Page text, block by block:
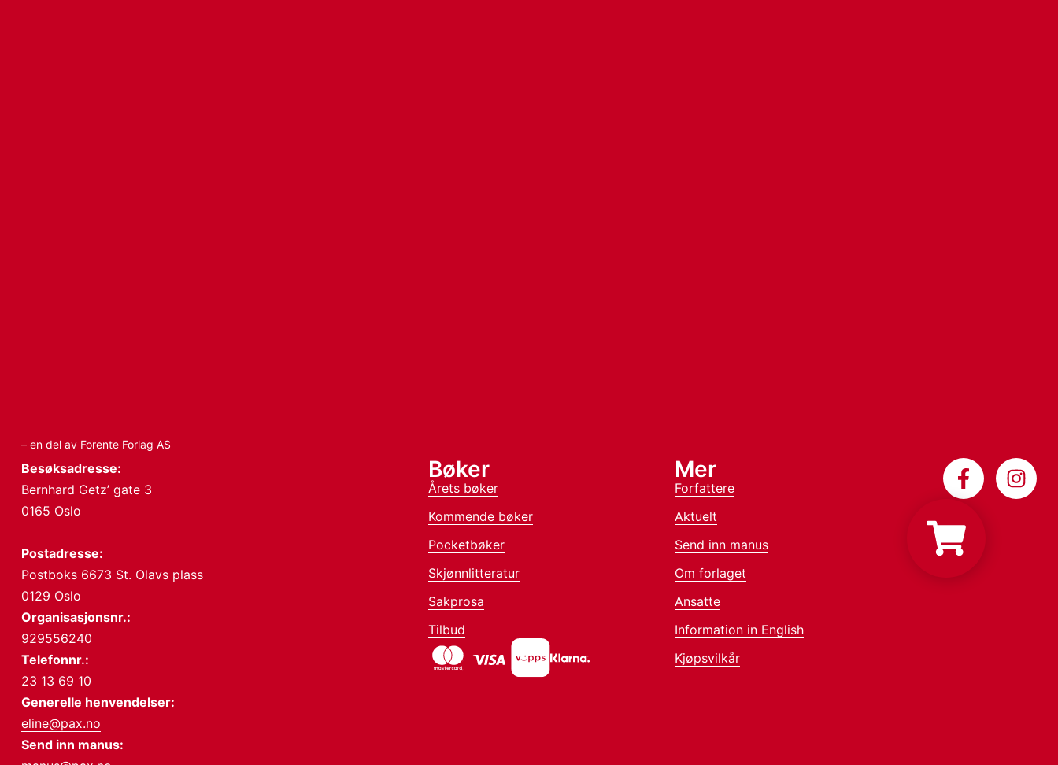
– en del av Forente Forlag AS
Besøksadresse:
Bernhard Getz’ gate 3
0165 Oslo
Postadresse:
Postboks 6673 St. Olavs plass
0129 Oslo
Organisasjonsnr.:
929556240
Telefonnr.:
23 13 69 10
Generelle henvendelser:
eline@pax.no
Send inn manus:
Bøker
Årets bøker
Kommende bøker
Pocketbøker
Skjønnlitteratur
Sakprosa
Tilbud
Mer
Forfattere
Aktuelt
Send inn manus
Om forlaget
Ansatte
Information in English
Kjøpsvilkår